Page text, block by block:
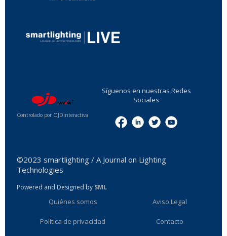
Controlado por OJDinteractiva
Síguenos en nuestras Redes
Sociales
©2023 smartlighting / A Journal on Lighting
Technologies
Powered and Designed by SML
Quiénes somos Aviso Legal
Política de privacidad Contacto